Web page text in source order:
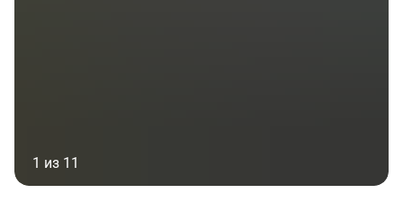
1 из 11